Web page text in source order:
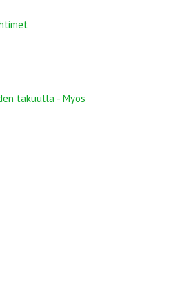
takuulla - Myös